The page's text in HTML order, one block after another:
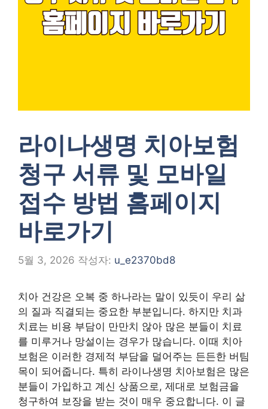
라이나생명 치아보험
청구 서류 및 모바일
접수 방법 홈페이지
바로가기
5월 3, 2026 작성자: u_e2370bd8
치아 건강은 오복 중 하나라는 말이 있듯이 우리 삶
의 질과 직결되는 중요한 부분입니다. 하지만 치과
치료는 비용 부담이 만만치 않아 많은 분들이 치료
를 미루거나 망설이는 경우가 많습니다. 이때 치아
보험은 이러한 경제적 부담을 덜어주는 든든한 버팀
목이 되어줍니다. 특히 라이나생명 치아보험은 많은
분들이 가입하고 계신 상품으로, 제대로 보험금을
청구하여 보장을 받는 것이 매우 중요합니다. 이 글